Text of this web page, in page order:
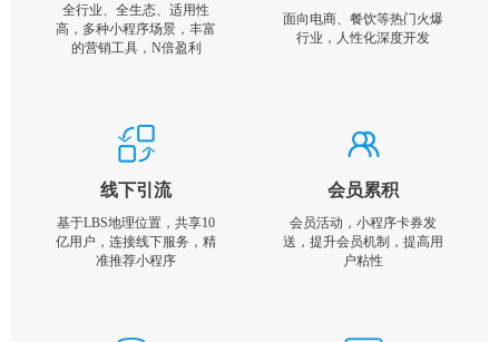
全行业、全生态、适用性
高，多种小程序场景，丰富
的营销工具，N倍盈利
面向电商、餐饮等热门火爆
行业，人性化深度开发
线下引流
基于LBS地理位置，共享10
亿用户，连接线下服务，精
准推荐小程序
会员累积
会员活动，小程序卡券发
送，提升会员机制，提高用
户粘性